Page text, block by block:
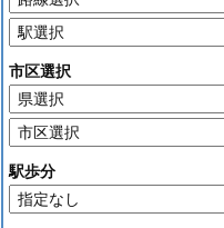
市区選択
駅歩分